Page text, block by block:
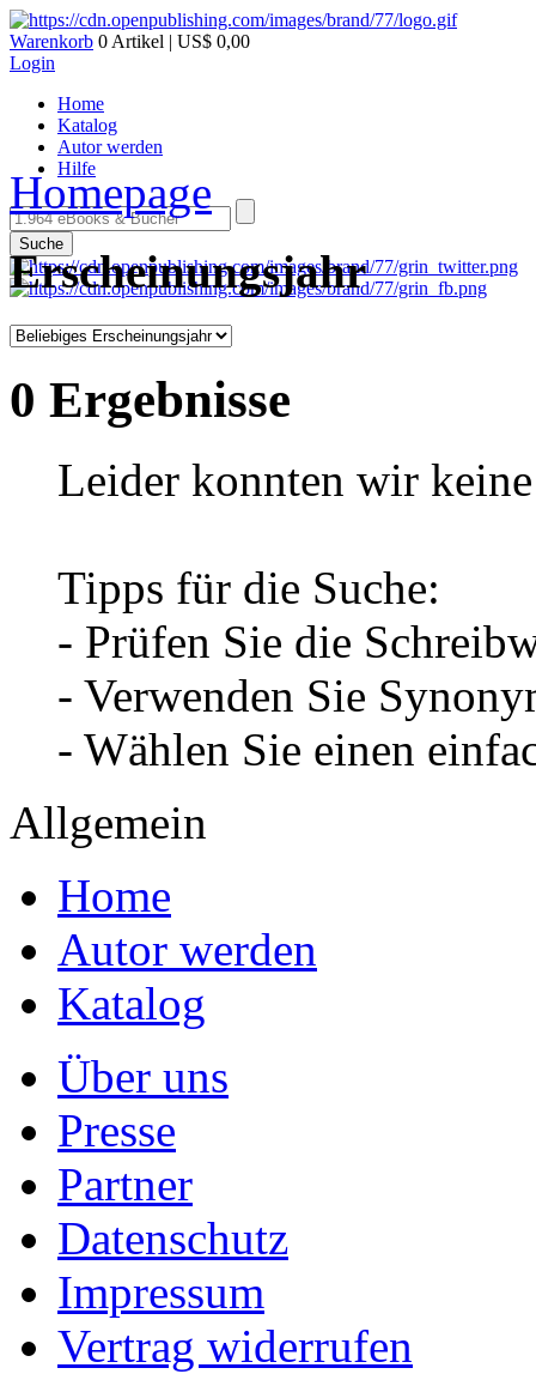
Warenkorb 0 Artikel | US$ 0,00
Login
Home
Katalog
Autor werden
Hilfe
Suche
Homepage
Erscheinungsjahr
0 Ergebnisse
Leider konnten wir
Tipps für die Suche:
- Prüfen Sie die
- Verwenden Sie
- Wählen Sie einen
Allgemein
Home
Autor werden
Katalog
Über uns
Presse
Partner
Datenschutz
Impressum
Vertrag widerrufen